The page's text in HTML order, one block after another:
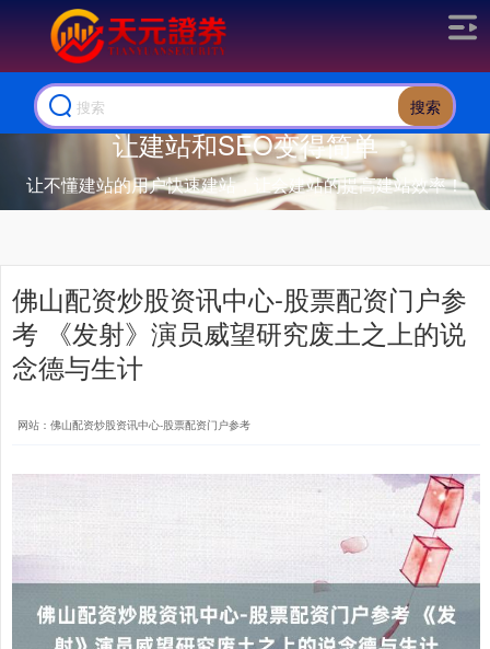
搜索
让建站和SEO变得简单
让不懂建站的用户快速建站，让会建站的提高建站效率！
佛山配资炒股资讯中心-股票配资门户参
考 《发射》演员威望研究废土之上的说
念德与生计
网站：佛山配资炒股资讯中心-股票配资门户参考